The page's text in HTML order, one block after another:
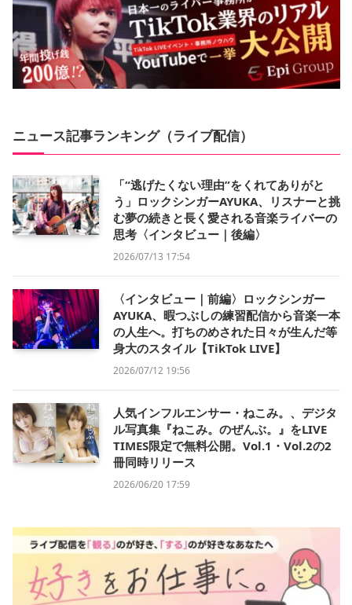
ニュース記事ランキング（ライブ配信）
「“逃げたくない理由”をくれてありがと
う」ロックシンガーAYUKA、リスナーと挑
む夢の続きと長く愛される音楽ライバーの
思考〈インタビュー｜後編〉
2026/07/13 17:54
〈インタビュー｜前編〉ロックシンガー
AYUKA、暇つぶしの練習配信から音楽一本
の人生へ。打ちのめされた日々が生んだ等
身大のスタイル【TikTok LIVE】
2026/07/12 19:56
人気インフルエンサー・ねこみ。、デジタ
ル写真集『ねこみ。のぜんぶ。』をLIVE
TIMES限定で無料公開。Vol.1・Vol.2の2
冊同時リリース
2026/06/20 17:59